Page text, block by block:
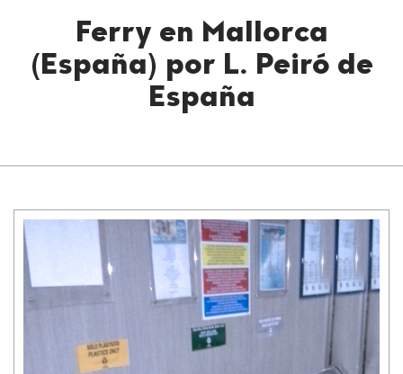
Ferry en Mallorca
(España) por L. Peiró de
España